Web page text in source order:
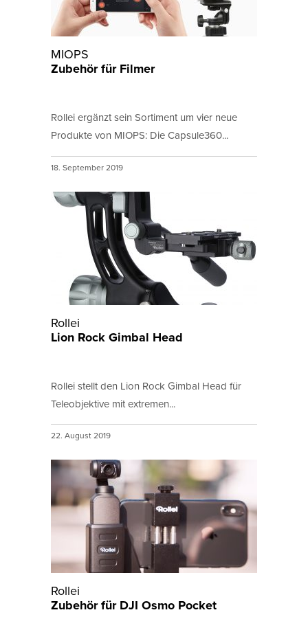
MIOPS
Zubehör für Filmer
Rollei ergänzt sein Sortiment um vier neue
Produkte von MIOPS: Die Capsule360...
18. September 2019
Rollei
Lion Rock Gimbal Head
Rollei stellt den Lion Rock Gimbal Head für
Teleobjektive mit extremen...
22. August 2019
Rollei
Zubehör für DJI Osmo Pocket